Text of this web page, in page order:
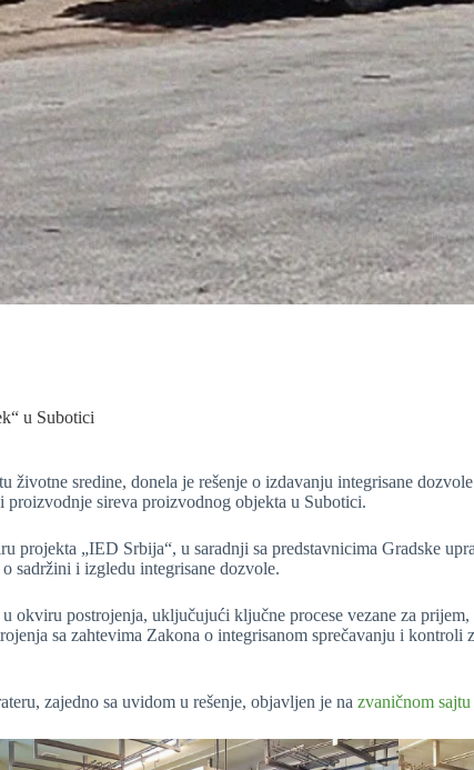
u Subotici
životne sredine, donela je rešenje o izdavanju integrisane
sireva proizvodnog objekta u Subotici.
projekta „IED Srbija“, u saradnji sa predstavnicima Gradske
sadržini i izgledu integrisane dozvole.
okviru postrojenja, uključujući ključne procese vezane za
sa zahtevima Zakona o integrisanom sprečavanju i
zajedno sa uvidom u rešenje, objavljen je na zvaničnom sajtu